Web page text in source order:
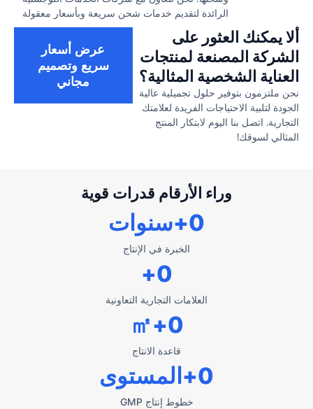
الرائدة لتقديم خدمات شحن سريعة وبأسعار معقولة
ألا يمكنك العثور على
الشركة المصنعة لمنتجات
العناية الشخصية المثالية؟
نحن ملتزمون بتوفير حلول تجميلية عالية
الجودة لتلبية الاحتياجات الفريدة لعلامتك
التجارية. اتصل بنا اليوم لابتكار المنتج
المثالي لسوقك!
عرض أسعار
سريع وتصميم
مجاني
وراء الأرقام قدرات قوية
الخبرة في الإنتاج
0+سنوات
العلامات التجارية التعاونية
0
+
قاعدة الانتاج
0
+㎡
خطوط إنتاج GMP
0+المستوى